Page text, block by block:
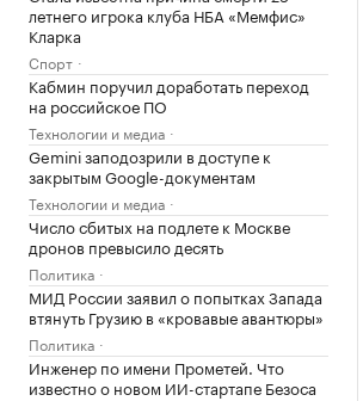
летнего игрока клуба НБА «Мемфис»
Кларка
Спорт
Кабмин поручил доработать переход
на российское ПО
Технологии и медиа
Gemini заподозрили в доступе к
закрытым Google-документам
Технологии и медиа
Число сбитых на подлете к Москве
дронов превысило десять
Политика
МИД России заявил о попытках Запада
втянуть Грузию в «кровавые авантюры»
Политика
Инженер по имени Прометей. Что
известно о новом ИИ-стартапе Безоса